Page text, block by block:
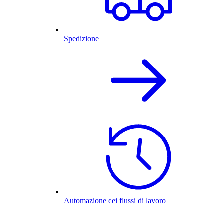
Spedizione
Automazione dei flussi di lavoro